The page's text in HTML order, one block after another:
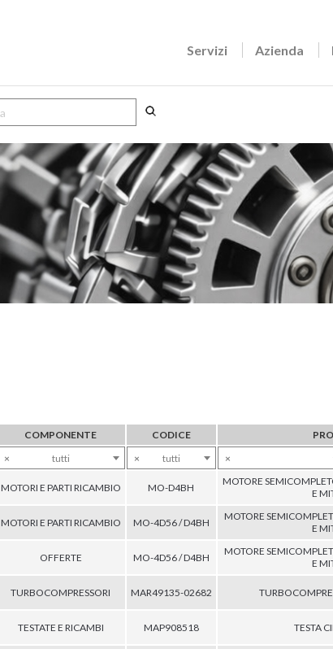
Servizi Azienda
COMPONENTE CODICE
× tutti × tutti ×
MOTORI E PARTI RICAMBIO MO-D4BH
MOTORE
E
MOTORI E PARTI RICAMBIO MO-4D56 / D4BH
MOTORE
E
OFFERTE MO-4D56 / D4BH
MOTORE
E
TURBOCOMPRESSORI MAR49135-02682
TESTATE E RICAMBI MAP908518 TESTA